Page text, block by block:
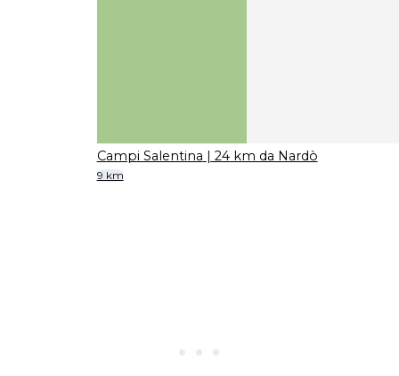
Campi Salentina | 24 km da Nardò
9 km